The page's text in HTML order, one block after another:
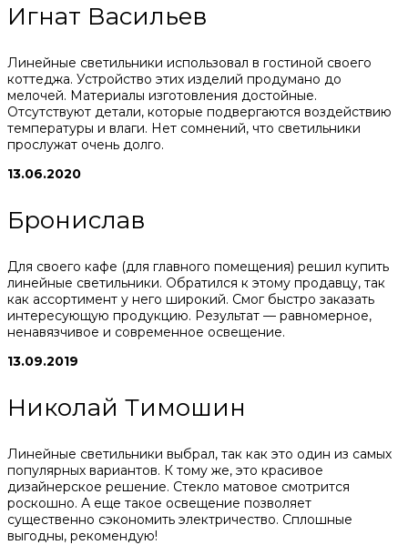
Игнат Васильев
Линейные светильники использовал в гостиной своего
коттеджа. Устройство этих изделий продумано до
мелочей. Материалы изготовления достойные.
Отсутствуют детали, которые подвергаются воздействию
температуры и влаги. Нет сомнений, что светильники
прослужат очень долго.
13.06.2020
Бронислав
Для своего кафе (для главного помещения) решил купить
линейные светильники. Обратился к этому продавцу, так
как ассортимент у него широкий. Смог быстро заказать
интересующую продукцию. Результат — равномерное,
ненавязчивое и современное освещение.
13.09.2019
Николай Тимошин
Линейные светильники выбрал, так как это один из самых
популярных вариантов. К тому же, это красивое
дизайнерское решение. Стекло матовое смотрится
роскошно. А еще такое освещение позволяет
существенно сэкономить электричество. Сплошные
выгодны, рекомендую!